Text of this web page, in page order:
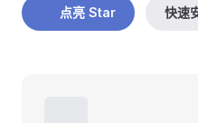
🌟 点亮 Star 快速